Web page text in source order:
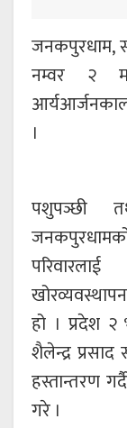
जनकपुरधाम,
नम्वर २
।
पशुपञ्छी
हो । प्रदेश २
शैलेन्द्र प्रसाद
हस्तान्तरण
गरे ।